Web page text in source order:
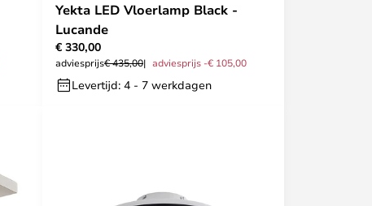
Yekta LED Vloerlamp Black -
Lucande
€ 330,00
adviesprijs€ 435,00 adviesprijs -€ 105,00
Levertijd: 4 - 7 werkdagen